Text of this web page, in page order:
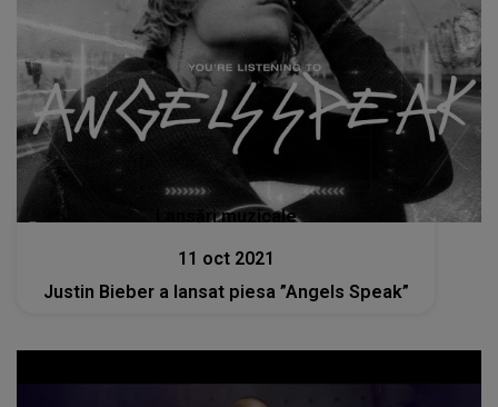
Lansări muzicale
11 oct 2021
Justin Bieber a lansat piesa ”Angels Speak”